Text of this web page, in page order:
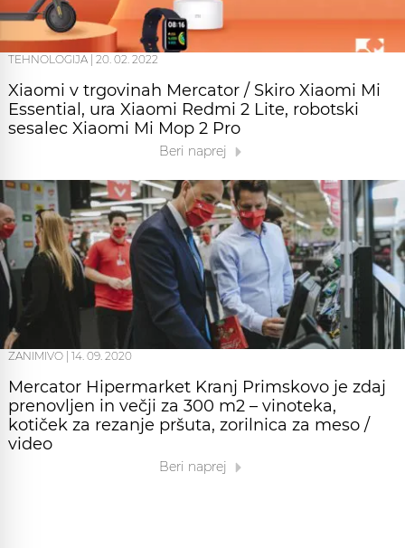
TEHNOLOGIJA 20. 02. 2022
Xiaomi v trgovinah Mercator / Skiro Xiaomi Mi
Essential, ura Xiaomi Redmi 2 Lite, robotski
sesalec Xiaomi Mi Mop 2 Pro
Beri naprej
ZANIMIVO | 14. 09. 2020
Mercator Hipermarket Kranj Primskovo je zdaj
prenovljen in večji za 300 m2 – vinoteka,
kotiček za rezanje pršuta, zorilnica za meso /
video
Beri naprej